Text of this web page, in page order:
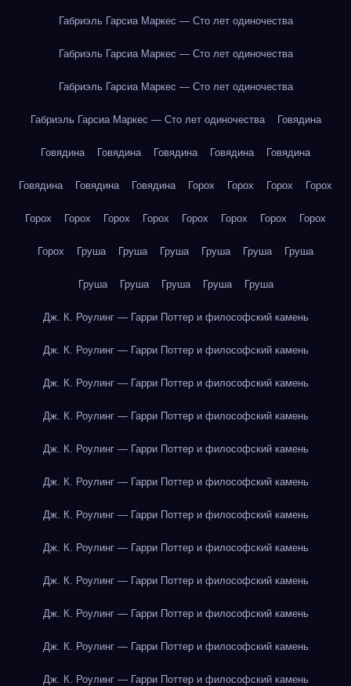
Габриэль Гарсиа Маркес — Сто лет одиночества
Габриэль Гарсиа Маркес — Сто лет одиночества
Габриэль Гарсиа Маркес — Сто лет одиночества
Габриэль Гарсиа Маркес — Сто лет одиночества Говядина
Говядина Говядина Говядина Говядина Говядина
Говядина Говядина Говядина Горох Горох Горох Горох
Горох Горох Горох Горох Горох Горох Горох Горох
Горох Груша Груша Груша Груша Груша Груша
Груша Груша Груша Груша Груша
Дж. К. Роулинг — Гарри Поттер и философский камень
Дж. К. Роулинг — Гарри Поттер и философский камень
Дж. К. Роулинг — Гарри Поттер и философский камень
Дж. К. Роулинг — Гарри Поттер и философский камень
Дж. К. Роулинг — Гарри Поттер и философский камень
Дж. К. Роулинг — Гарри Поттер и философский камень
Дж. К. Роулинг — Гарри Поттер и философский камень
Дж. К. Роулинг — Гарри Поттер и философский камень
Дж. К. Роулинг — Гарри Поттер и философский камень
Дж. К. Роулинг — Гарри Поттер и философский камень
Дж. К. Роулинг — Гарри Поттер и философский камень
Дж. К. Роулинг — Гарри Поттер и философский камень